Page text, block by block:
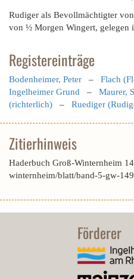
Rudiger als Bevollmächtigter
von ½ Morgen Wingert, gelegen
Registereinträge
Bodenheimer, Peter – Flach
Ingelheimer Grund – Maurer,
(richterlich) – Ruediger
Zitierhinweis
Haderbuch Groß-Winternheim
winternheim/blatt/band-5-gw-
Förderer